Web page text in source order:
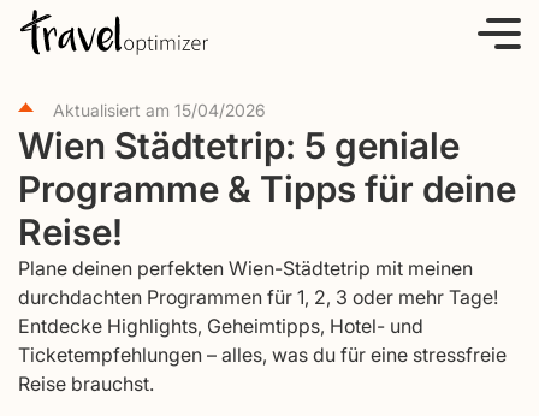
Aktualisiert am 15/04/2026
Wien Städtetrip: 5 geniale
Programme & Tipps für deine
Reise!
Plane deinen perfekten Wien-Städtetrip mit meinen
durchdachten Programmen für 1, 2, 3 oder mehr Tage!
Entdecke Highlights, Geheimtipps, Hotel- und
Ticketempfehlungen – alles, was du für eine stressfreie
Reise brauchst.